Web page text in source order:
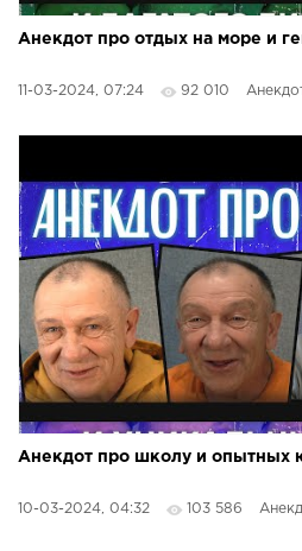
Анекдот про отдых на море и
11-03-2024, 07:24 92 010
Анекдот про школу и опытных
10-03-2024, 04:32 103 586